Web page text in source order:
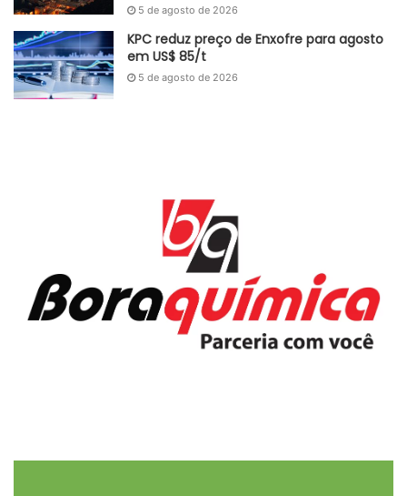
5 de agosto de 2026
KPC reduz preço de Enxofre para agosto
em US$ 85/t
5 de agosto de 2026